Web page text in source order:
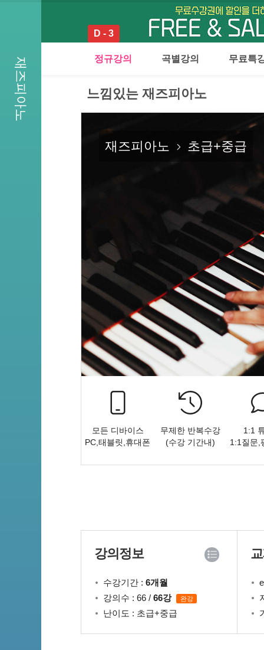
D - 3
정규강의 곡별강의 무료특
재즈피아노 느낌있는 재즈피아노
재즈피아노 초급+중급
모든 디바이스
PC,태블릿,휴대폰
무제한 반복수강
(수강 기간내)
1:1
1:1질문,
강의정보
수강기간 : 6개월
강의수 : 66 / 66강 완강
난이도 : 초급+중급